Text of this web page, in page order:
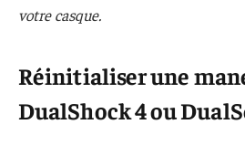
votre casque.
Réinitialiser une
DualShock 4 ou